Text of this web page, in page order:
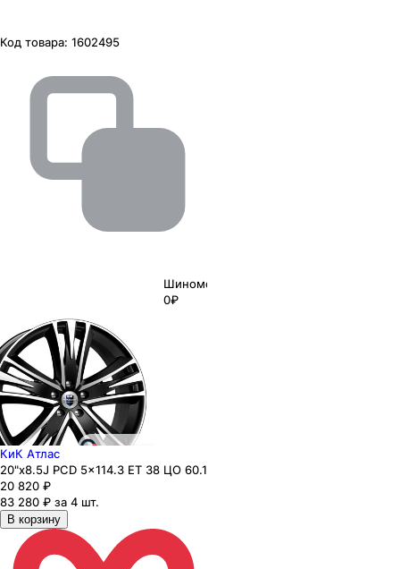
Код товара: 1602495
Шиномонтаж
0₽
КиК Атлас
20"x8.5J PCD 5x114.3 ЕТ 38 ЦО 60.1
20 820 ₽
83 280 ₽ за 4 шт.
В корзину